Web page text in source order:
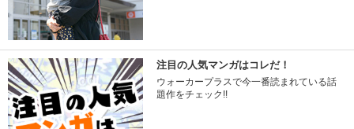
注目の人気マンガはコレだ！
ウォーカープラスで今一番読まれている話
題作をチェック!!